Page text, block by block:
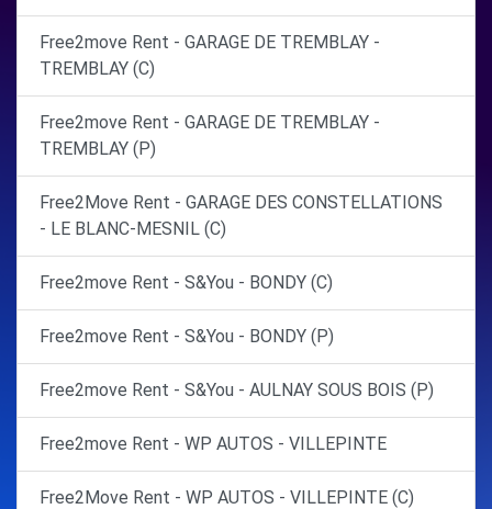
Free2move Rent - GARAGE DE TREMBLAY -
TREMBLAY (C)
Free2move Rent - GARAGE DE TREMBLAY -
TREMBLAY (P)
Free2Move Rent - GARAGE DES CONSTELLATIONS
- LE BLANC-MESNIL (C)
Free2move Rent - S&You - BONDY (C)
Free2move Rent - S&You - BONDY (P)
Free2move Rent - S&You - AULNAY SOUS BOIS (P)
Free2move Rent - WP AUTOS - VILLEPINTE
Free2Move Rent - WP AUTOS - VILLEPINTE (C)